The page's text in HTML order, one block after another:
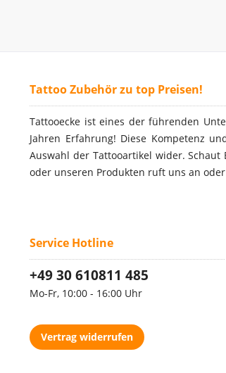
Tattoo Zubehör zu top Preisen!
Tattooecke ist eines der führenden
Jahren Erfahrung! Diese Kompetenz
Auswahl der Tattooartikel wider.
oder unseren Produkten ruft uns an
Service Hotline
+49 30 610811 485
Mo-Fr, 10:00 - 16:00 Uhr
Vertrag widerrufen